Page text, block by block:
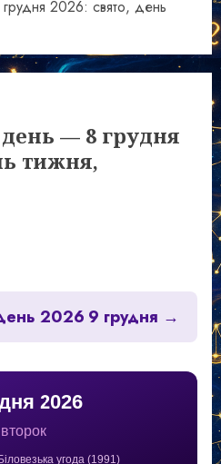
2026: свято, день
— 8 грудня
тижня,
2026 9 грудня →
2026
угода (1991)